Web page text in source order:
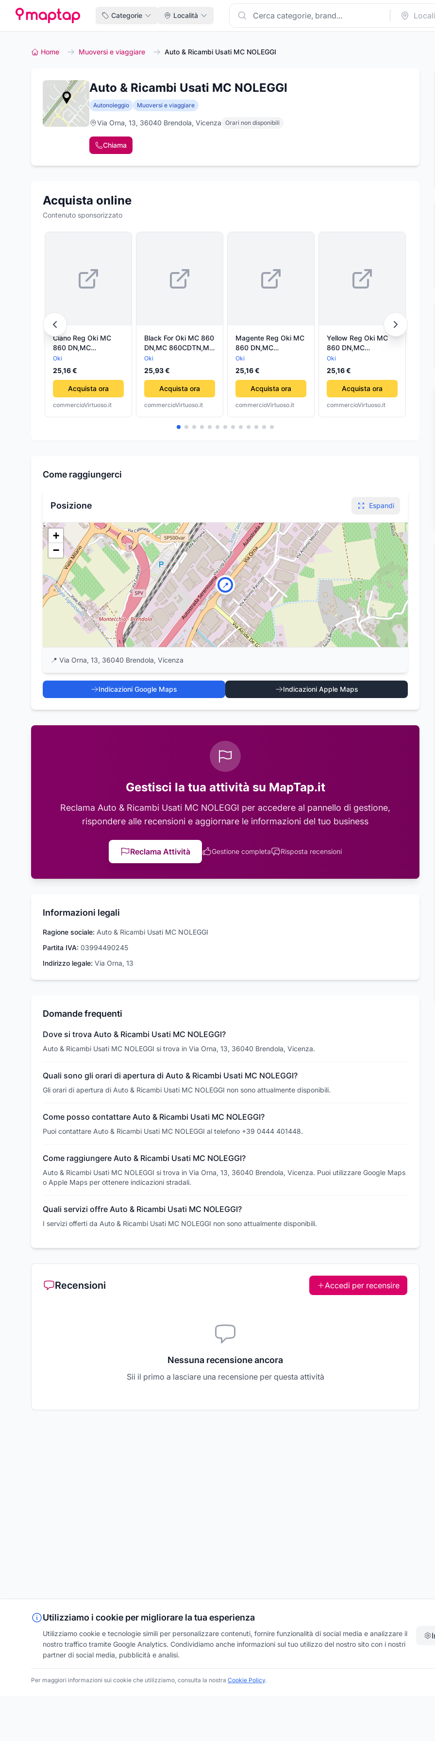
Categorie Località
Home Muoversi e viaggiare Auto & Ricambi Usati MC NOLEGGI
Auto & Ricambi Usati MC NOLEGGI
Autonoleggio Muoversi e viaggiare
Via Orna, 13, 36040 Brendola, Vicenza Orari non disponibili
Chiama
Acquista online
Contenuto sponsorizzato
Ciano Reg Oki MC
860 DN,MC
860CDTN,MC
860CDXN-
10K44059211
Oki
25,16 €
Acquista ora
commercioVirtuoso.it
Black For Oki MC 860
DN,MC 860CDTN,MC
860CDXN.9,5K44059212
Oki
25,93 €
Acquista ora
commercioVirtuoso.it
Magente Reg Oki MC
860 DN,MC
860CDTN,MC
860CDXN.10K44059210
Oki
25,16 €
Acquista ora
commercioVirtuoso.it
Yellow Reg Oki MC
860 DN,MC
860CDTN,MC
860CDXN.10K44059209
Oki
25,16 €
Acquista ora
commercioVirtuoso.it
Come raggiungerci
Posizione Espandi
📍
+
−
📍 Via Orna, 13, 36040 Brendola, Vicenza
Indicazioni Google Maps Indicazioni Apple Maps
Gestisci la tua attività su MapTap.it
Reclama Auto & Ricambi Usati MC NOLEGGI per accedere al pannello di gestione,
rispondere alle recensioni e aggiornare le informazioni del tuo business
Reclama Attività Gestione completa Risposta recensioni
Informazioni legali
Ragione sociale: Auto & Ricambi Usati MC NOLEGGI
Partita IVA: 03994490245
Indirizzo legale: Via Orna, 13
Domande frequenti
Dove si trova Auto & Ricambi Usati MC NOLEGGI?
Auto & Ricambi Usati MC NOLEGGI si trova in Via Orna, 13, 36040 Brendola, Vicenza.
Quali sono gli orari di apertura di Auto & Ricambi Usati MC NOLEGGI?
Gli orari di apertura di Auto & Ricambi Usati MC NOLEGGI non sono attualmente disponibili.
Come posso contattare Auto & Ricambi Usati MC NOLEGGI?
Puoi contattare Auto & Ricambi Usati MC NOLEGGI al telefono +39 0444 401448.
Come raggiungere Auto & Ricambi Usati MC NOLEGGI?
Auto & Ricambi Usati MC NOLEGGI si trova in Via Orna, 13, 36040 Brendola, Vicenza. Puoi utilizzare Google Maps
o Apple Maps per ottenere indicazioni stradali.
Quali servizi offre Auto & Ricambi Usati MC NOLEGGI?
I servizi offerti da Auto & Ricambi Usati MC NOLEGGI non sono attualmente disponibili.
Recensioni Accedi per recensire
Nessuna recensione ancora
Sii il primo a lasciare una recensione per questa attività
Utilizziamo i cookie per migliorare la tua esperienza
Utilizziamo cookie e tecnologie simili per personalizzare contenuti, fornire funzionalità di social media e analizzare il
nostro traffico tramite Google Analytics. Condividiamo anche informazioni sul tuo utilizzo del nostro sito con i nostri
partner di social media, pubblicità e analisi.
Per maggiori informazioni sui cookie che utilizziamo, consulta la nostra Cookie Policy.